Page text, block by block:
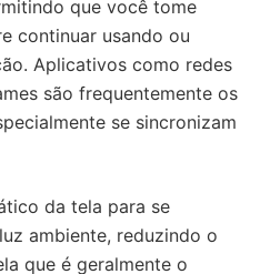
que você tome
continuar usando ou
Aplicativos como redes
são frequentemente os
se sincronizam
da tela para se
ambiente, reduzindo o
que é geralmente o